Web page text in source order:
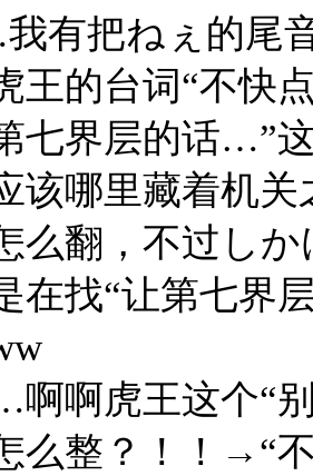
有把ねぇ的尾
王的台词“不快
七界层的话…”
该哪里藏着机
么翻，不过し
在找“让第七界
啊啊虎王这个“
么整？！！→“